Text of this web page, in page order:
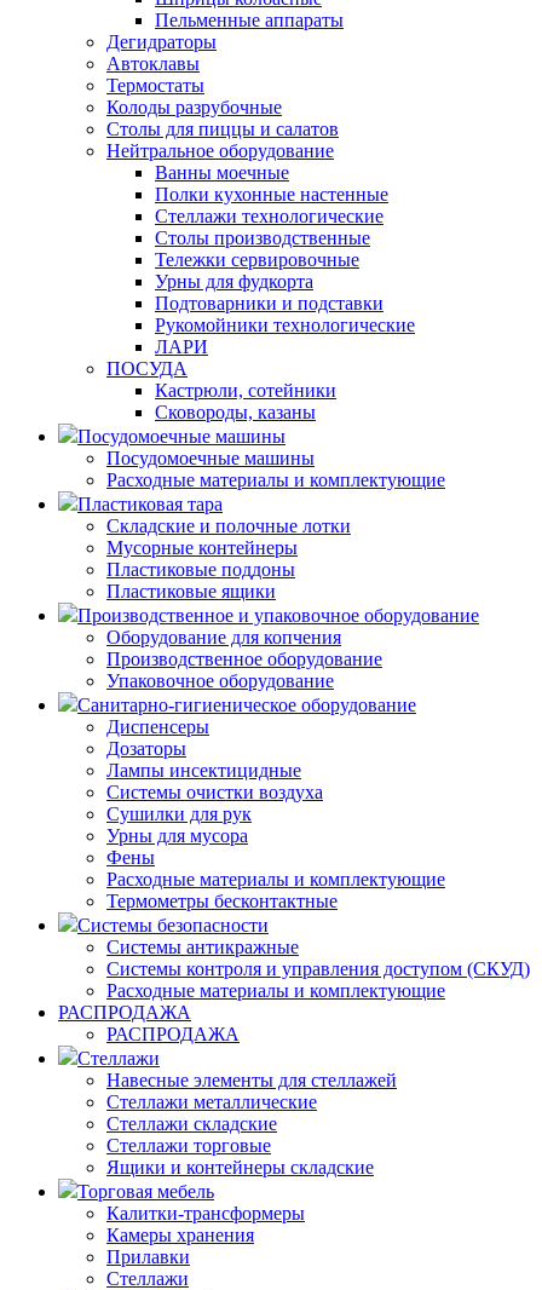
Пельменные аппараты
Дегидраторы
Автоклавы
Термостаты
Колоды разрубочные
Столы для пиццы и салатов
Нейтральное оборудование
Ванны моечные
Полки кухонные настенные
Стеллажи технологические
Столы производственные
Тележки сервировочные
Урны для фудкорта
Подтоварники и подставки
Рукомойники технологические
ЛАРИ
ПОСУДА
Кастрюли, сотейники
Сковороды, казаны
Посудомоечные машины
Посудомоечные машины
Расходные материалы и комплектующие
Пластиковая тара
Складские и полочные лотки
Мусорные контейнеры
Пластиковые поддоны
Пластиковые ящики
Производственное и упаковочное оборудование
Оборудование для копчения
Производственное оборудование
Упаковочное оборудование
Санитарно-гигиеническое оборудование
Диспенсеры
Дозаторы
Лампы инсектицидные
Системы очистки воздуха
Сушилки для рук
Урны для мусора
Фены
Расходные материалы и комплектующие
Термометры бесконтактные
Системы безопасности
Системы антикражные
Системы контроля и управления доступом (СКУД)
Расходные материалы и комплектующие
РАСПРОДАЖА
РАСПРОДАЖА
Стеллажи
Навесные элементы для стеллажей
Стеллажи металлические
Стеллажи складские
Стеллажи торговые
Ящики и контейнеры складские
Торговая мебель
Калитки-трансформеры
Камеры хранения
Прилавки
Стеллажи